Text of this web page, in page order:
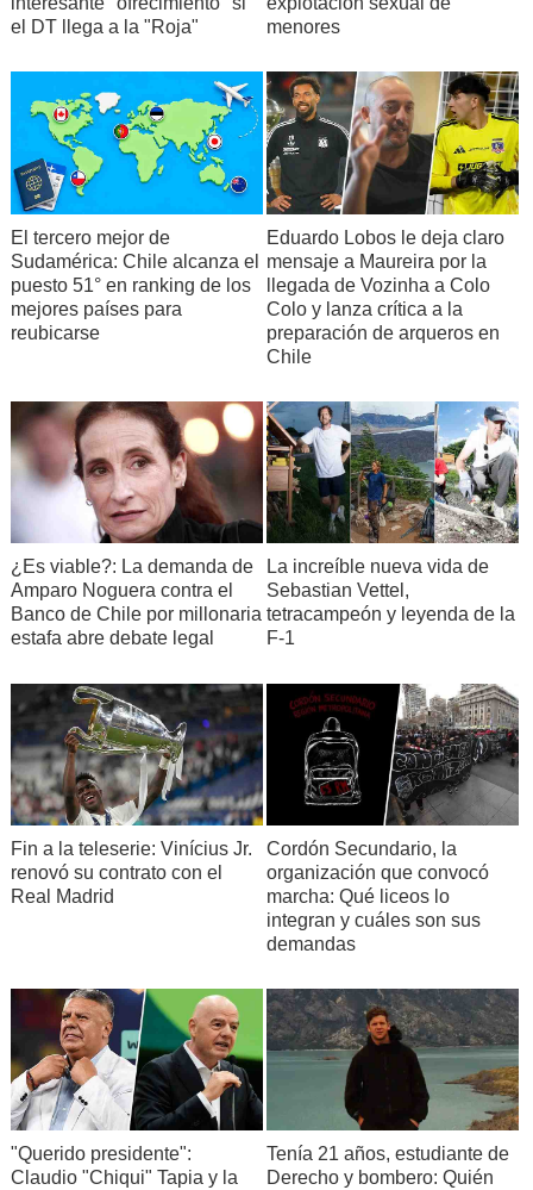
el DT llega a la "Roja"
menores
El tercero mejor de
Sudamérica: Chile alcanza el
puesto 51° en ranking de los
mejores países para
reubicarse
Eduardo Lobos le deja claro
mensaje a Maureira por la
llegada de Vozinha a Colo
Colo y lanza crítica a la
preparación de arqueros en
Chile
¿Es viable?: La demanda de
Amparo Noguera contra el
Banco de Chile por millonaria
estafa abre debate legal
La increíble nueva vida de
Sebastian Vettel,
tetracampeón y leyenda de la
F-1
Fin a la teleserie: Vinícius Jr.
renovó su contrato con el
Real Madrid
Cordón Secundario, la
organización que convocó
marcha: Qué liceos lo
integran y cuáles son sus
demandas
"Querido presidente":
Claudio "Chiqui" Tapia y la
Tenía 21 años, estudiante de
Derecho y bombero: Quién